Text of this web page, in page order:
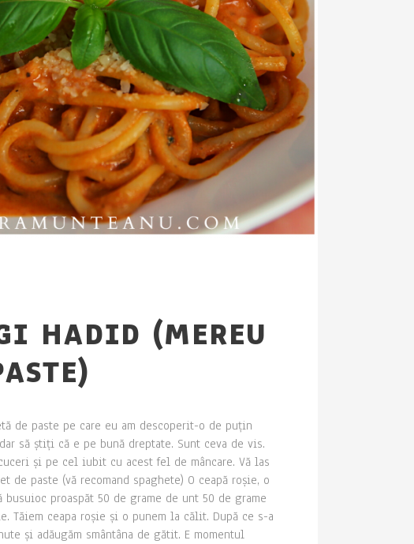
HADID (MEREU
de paste pe care eu am descoperit-o de puțin
să știți că e pe bună dreptate. Sunt ceva de vis.
și pe cel iubit cu acest fel de mâncare. Vă las
paste (vă recomand spaghete) O ceapă roșie, o
proaspăt 50 de grame de unt 50 de grame
ceapa roșie și o punem la călit. După ce s-a
și adăugăm smântâna de gătit. E momentul